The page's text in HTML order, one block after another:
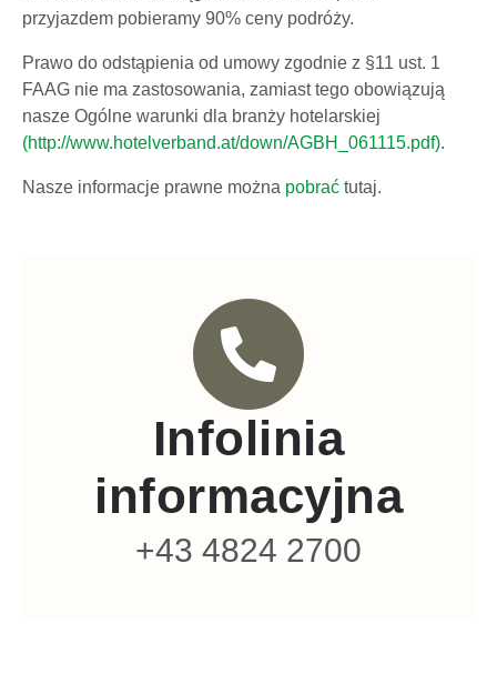
przyjazdem pobieramy 90% ceny podróży.
Prawo do odstąpienia od umowy zgodnie z §11 ust. 1
FAAG nie ma zastosowania, zamiast tego obowiązują
nasze Ogólne warunki dla branży hotelarskiej
(http://www.hotelverband.at/down/AGBH_061115.pdf).
Nasze informacje prawne można pobrać tutaj.
Infolinia
informacyjna
+43 4824 2700